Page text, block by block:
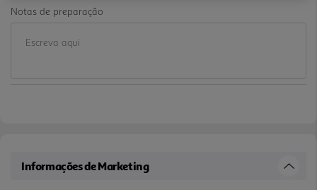
Notas de preparação
Informações de Marketing